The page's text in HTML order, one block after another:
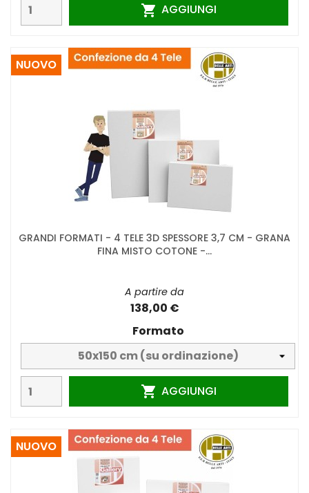
 AGGIUNGI
GRANDI FORMATI - 4 TELE 3D SPESSORE 3,7 CM - GRANA
FINA MISTO COTONE -...
A partire da
138,00 €
Formato
 AGGIUNGI
NUOVO
NUOVO